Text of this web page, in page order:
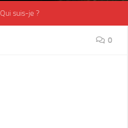
Qui suis-je ?
0